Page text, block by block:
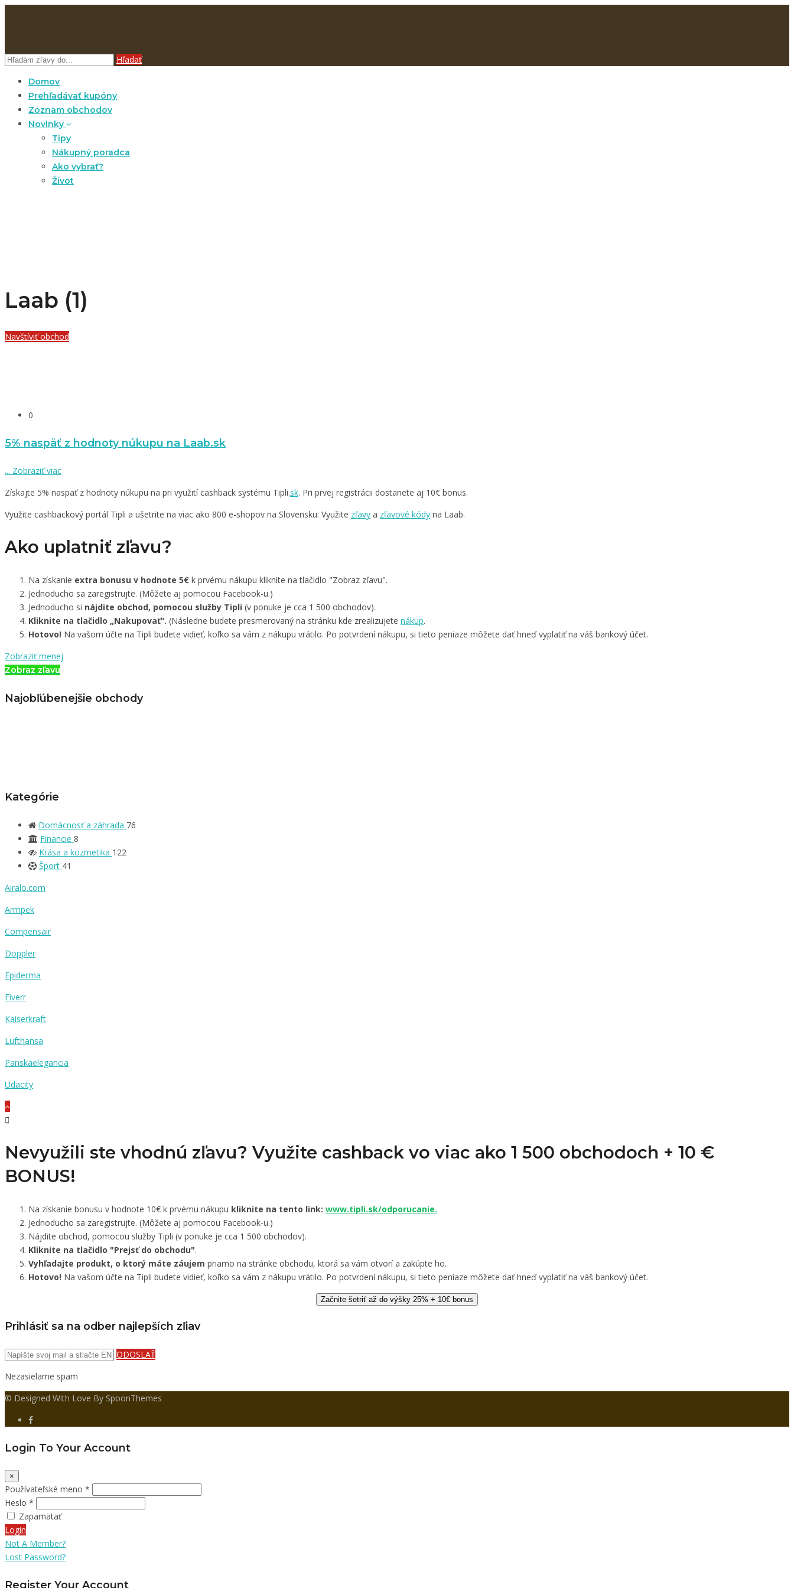
Hľadať
Domov
Prehľadávať kupóny
Zoznam obchodov
Novinky
Tipy
Nákupný poradca
Ako vybrať?
Život
Laab (1)
Navštíviť obchod
0
5% naspäť z hodnoty núkupu na Laab.sk
... Zobraziť viac
Získajte 5% naspäť z hodnoty núkupu na pri využití cashback systému Tipli.sk. Pri prvej registrácii dostanete aj 10€ bonus.
Využite cashbackový portál Tipli a ušetrite na viac ako 800 e-shopov na Slovensku. Využite zľavy a zľavové kódy na Laab.
Ako uplatniť zľavu?
Na získanie extra bonusu v hodnote 5€ k prvému nákupu kliknite na tlačidlo "Zobraz zľavu".
Jednoducho sa zaregistrujte. (Môžete aj pomocou Facebook-u.)
Jednoducho si nájdite obchod, pomocou služby Tipli (v ponuke je cca 1 500 obchodov).
Kliknite na tlačidlo „Nakupovať“. (Následne budete presmerovaný na stránku kde zrealizujete nákup.
Hotovo! Na vašom účte na Tipli budete vidieť, koľko sa vám z nákupu vrátilo. Po potvrdení nákupu, si tieto peniaze môžete dať hneď vyplatiť na váš bankový účet.
Zobraziť menej
Zobraz zľavu
Najobľúbenejšie obchody
Kategórie
Domácnosť a záhrada 76
Financie 8
Krása a kozmetika 122
Šport 41
Airalo.com
Armpek
Compensair
Doppler
Epiderma
Fiverr
Kaiserkraft
Lufthansa
Panskaelegancia
Udacity
Nevyužili ste vhodnú zľavu? Využite cashback vo viac ako 1 500 obchodoch + 10 €
BONUS!
Na získanie bonusu v hodnote 10€ k prvému nákupu kliknite na tento link: www.tipli.sk/odporucanie.
Jednoducho sa zaregistrujte. (Môžete aj pomocou Facebook-u.)
Nájdite obchod, pomocou služby Tipli (v ponuke je cca 1 500 obchodov).
Kliknite na tlačidlo "Prejsť do obchodu".
Vyhľadajte produkt, o ktorý máte záujem priamo na stránke obchodu, ktorá sa vám otvorí a zakúpte ho.
Hotovo! Na vašom účte na Tipli budete vidieť, koľko sa vám z nákupu vrátilo. Po potvrdení nákupu, si tieto peniaze môžete dať hneď vyplatiť na váš bankový účet.
Začnite šetriť až do výšky 25% + 10€ bonus
Prihlásiť sa na odber najlepších zľiav
ODOSLAŤ
Nezasielame spam
© Designed With Love By SpoonThemes
Login To Your Account
×
Používateľské meno *
Heslo *
Zapamätať
Login
Not A Member?
Lost Password?
Register Your Account